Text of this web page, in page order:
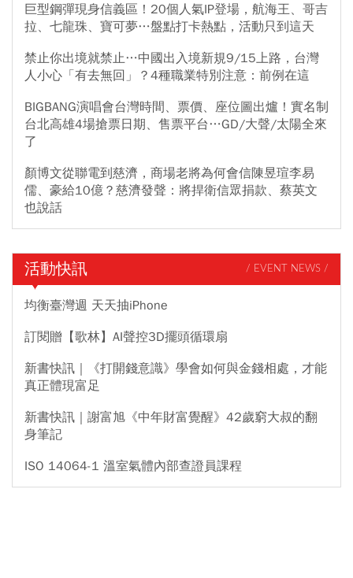
巨型鋼彈現身信義區！20個人氣IP登場，航海王、哥吉
拉、七龍珠、寶可夢…盤點打卡熱點，活動只到這天
禁止你出境就禁止…中國出入境新規9/15上路，台灣
人小心「有去無回」？4種職業特別注意：前例在這
BIGBANG演唱會台灣時間、票價、座位圖出爐！實名制
台北高雄4場搶票日期、售票平台…GD/大聲/太陽全來
了
顏博文從聯電到慈濟，商場老將為何會信陳昱瑄李易
儒、豪給10億？慈濟發聲：將捍衛信眾捐款、蔡英文
也說話
活動快訊 / EVENT NEWS /
均衡臺灣週 天天抽iPhone
訂閱贈【歌林】AI聲控3D擺頭循環扇
新書快訊｜《打開錢意識》學會如何與金錢相處，才能
真正體現富足
新書快訊｜謝富旭《中年財富覺醒》42歲窮大叔的翻
身筆記
ISO 14064-1 溫室氣體內部查證員課程